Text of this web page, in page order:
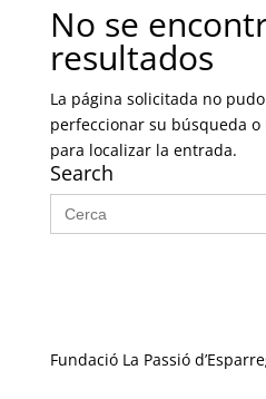
No se
resultados
La página solicitada no
perfeccionar su búsqueda
para localizar la entrada.
Search
Buscar:
Fundació La Passió